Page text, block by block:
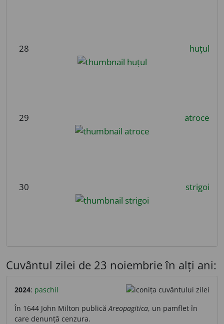
28 huțul
29 atroce
30 strigoi
Cuvântul zilei de 23 noiembrie în alți ani:
2024: paschil
În 1644 John Milton publică Areopagitica, un pamflet în
care denunță cenzura.